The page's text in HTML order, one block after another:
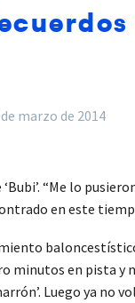
marzo de 2014
“Me lo
en este
minutos en pista y
Luego ya